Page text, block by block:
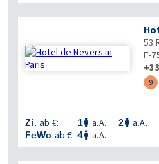
53
F-
9
Zi. ab €: 1 a.A. 2 a.A.
FeWo ab €: 4 a.A.